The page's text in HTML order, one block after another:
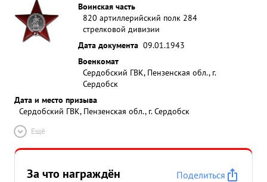
Воинская часть
820 артиллерийский полк 284
стрелковой дивизии
Дата документа 09.01.1943
Военкомат
Сердобский ГВК, Пензенская обл., г.
Сердобск
Дата и место призыва
Сердобский ГВК, Пензенская обл., г. Сердобск
Ещё
За что награждён
Поделиться